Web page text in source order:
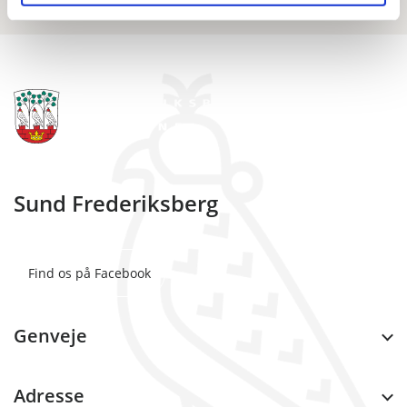
Sund Frederiksberg
Find os på Facebook
Genveje
Adresse